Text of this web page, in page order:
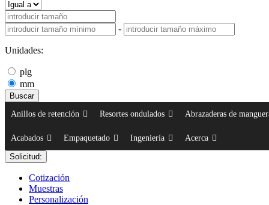
-
Unidades:
plg
mm
Buscar
Anillos de retención
Resortes ondulados Abrazaderas de
Acabados Empaquetado Ingeniería Acerca
Solicitud:
Cotización
Muestras
Personalización